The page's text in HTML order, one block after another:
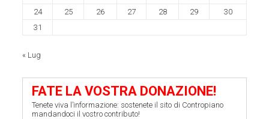
24
25 26 27 28 29
30
31
« Lug
FATE LA VOSTRA DONAZIONE!
Tenete viva l’informazione: sostenete il sito di Contropiano
mandandoci il vostro contributo!